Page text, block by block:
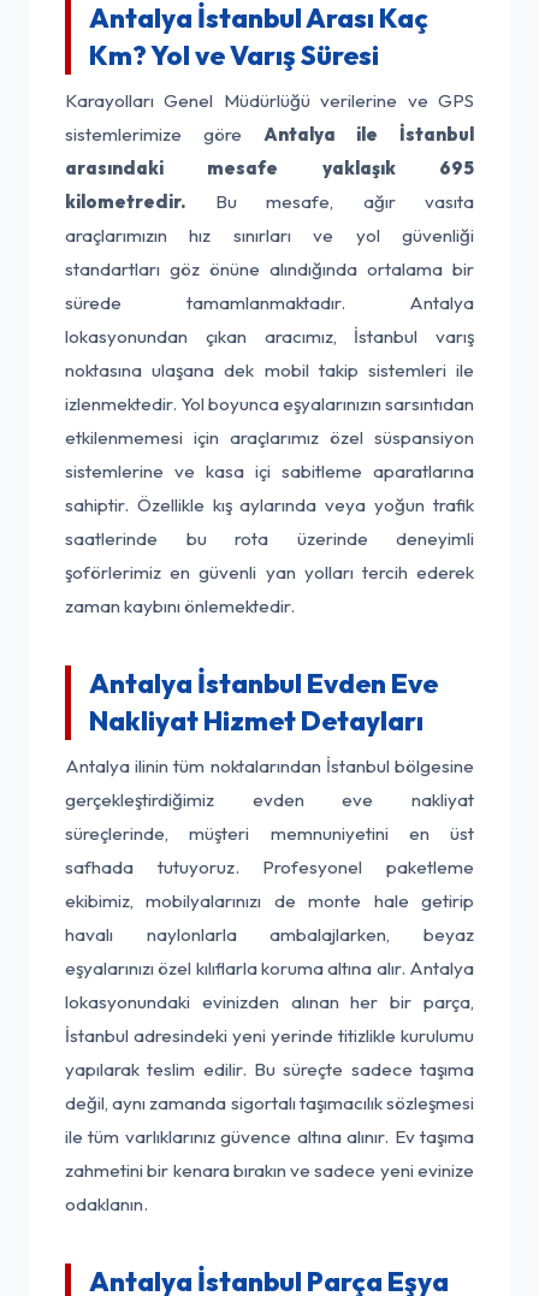
Antalya İstanbul Arası Kaç
Km? Yol ve Varış Süresi
Karayolları Genel Müdürlüğü verilerine ve GPS
sistemlerimize göre Antalya ile İstanbul
arasındaki mesafe yaklaşık 695
kilometredir. Bu mesafe, ağır vasıta
araçlarımızın hız sınırları ve yol güvenliği
standartları göz önüne alındığında ortalama bir
sürede tamamlanmaktadır. Antalya
lokasyonundan çıkan aracımız, İstanbul varış
noktasına ulaşana dek mobil takip sistemleri ile
izlenmektedir. Yol boyunca eşyalarınızın sarsıntıdan
etkilenmemesi için araçlarımız özel süspansiyon
sistemlerine ve kasa içi sabitleme aparatlarına
sahiptir. Özellikle kış aylarında veya yoğun trafik
saatlerinde bu rota üzerinde deneyimli
şoförlerimiz en güvenli yan yolları tercih ederek
zaman kaybını önlemektedir.
Antalya İstanbul Evden Eve
Nakliyat Hizmet Detayları
Antalya ilinin tüm noktalarından İstanbul bölgesine
gerçekleştirdiğimiz evden eve nakliyat
süreçlerinde, müşteri memnuniyetini en üst
safhada tutuyoruz. Profesyonel paketleme
ekibimiz, mobilyalarınızı de monte hale getirip
havalı naylonlarla ambalajlarken, beyaz
eşyalarınızı özel kılıflarla koruma altına alır. Antalya
lokasyonundaki evinizden alınan her bir parça,
İstanbul adresindeki yeni yerinde titizlikle kurulumu
yapılarak teslim edilir. Bu süreçte sadece taşıma
değil, aynı zamanda sigortalı taşımacılık sözleşmesi
ile tüm varlıklarınız güvence altına alınır. Ev taşıma
zahmetini bir kenara bırakın ve sadece yeni evinize
odaklanın.
Antalya İstanbul Parça Eşya